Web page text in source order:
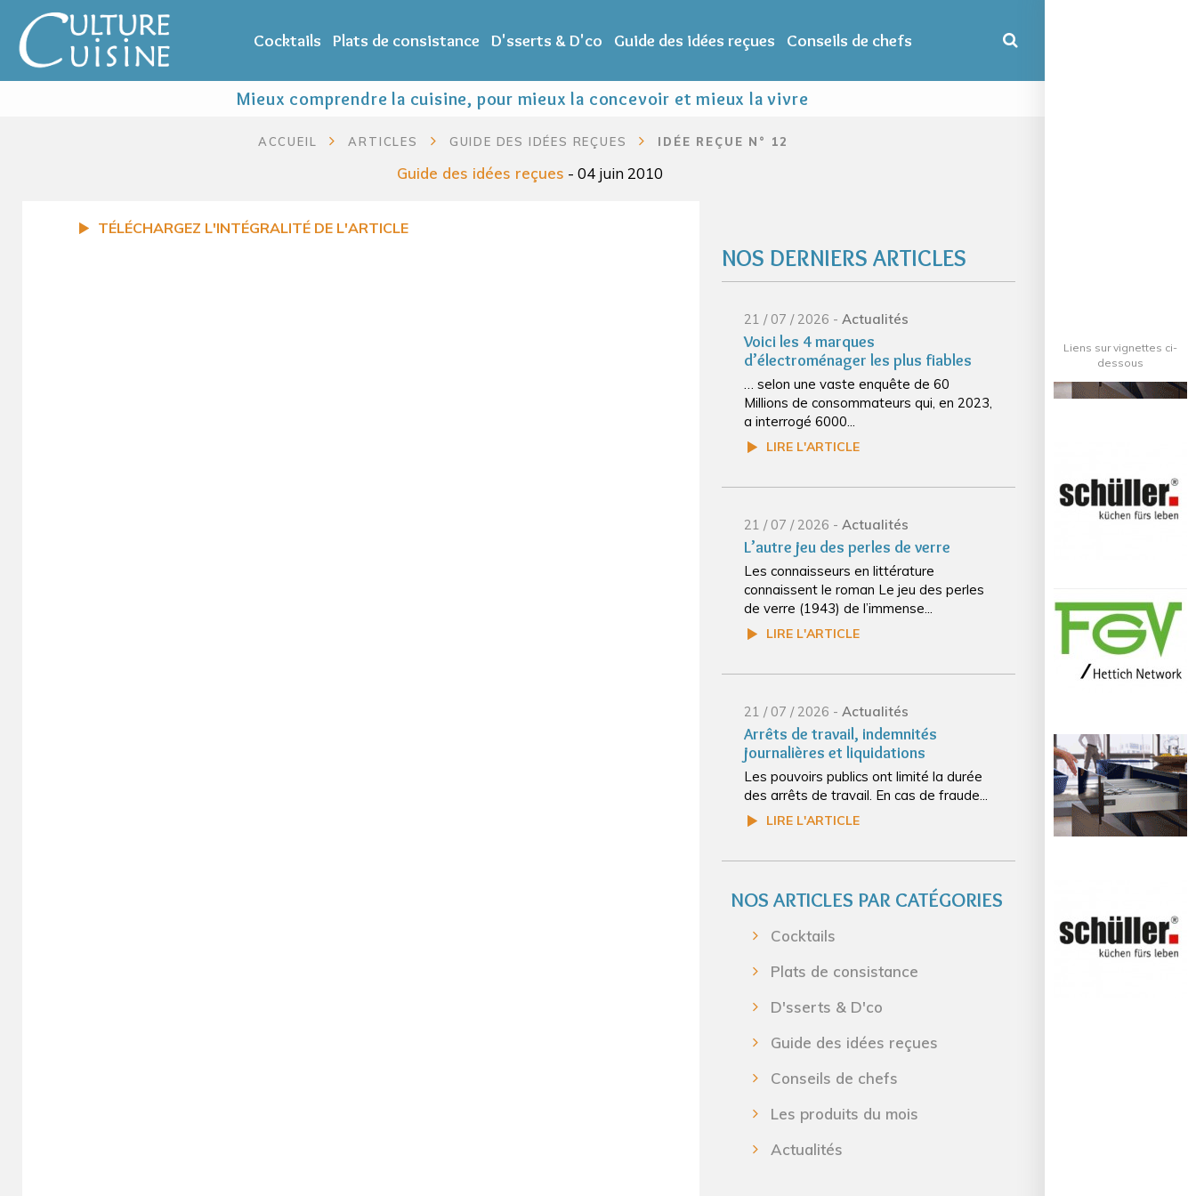
Cocktails Plats de consistance D'sserts & D'co Guide des idées reçues Conseils de chefs
Mieux comprendre la cuisine, pour mieux la concevoir et mieux la vivre
Guide des idées reçues - 04 juin 2010
ACCUEIL ARTICLES GUIDE DES IDÉES REÇUES IDÉE REÇUE N° 12
TÉLÉCHARGEZ L'INTÉGRALITÉ DE L'ARTICLE
NOS DERNIERS ARTICLES
21 / 07 / 2026 - Actualités
Voici les 4 marques
d’électroménager les plus fiables
… selon une vaste enquête de 60
Millions de consommateurs qui, en 2023,
a interrogé 6000...
LIRE L'ARTICLE
21 / 07 / 2026 - Actualités
L’autre jeu des perles de verre
Les connaisseurs en littérature
connaissent le roman Le jeu des perles
de verre (1943) de l’immense...
LIRE L'ARTICLE
21 / 07 / 2026 - Actualités
Arrêts de travail, indemnités
journalières et liquidations
Les pouvoirs publics ont limité la durée
des arrêts de travail. En cas de fraude...
LIRE L'ARTICLE
NOS ARTICLES PAR CATÉGORIES
Cocktails
Plats de consistance
D'sserts & D'co
Guide des idées reçues
Conseils de chefs
Les produits du mois
Actualités
Liens sur vignettes ci-
dessous